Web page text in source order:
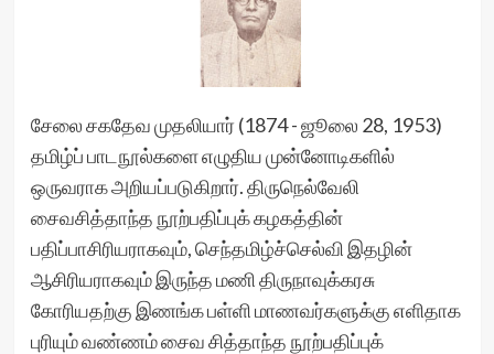
சேலை சகதேவ முதலியார் (1874 - ஜூலை 28, 1953)
தமிழ்ப் பாடநூல்களை எழுதிய முன்னோடிகளில்
ஒருவராக அறியப்படுகிறார். திருநெல்வேலி
சைவசித்தாந்த நூற்பதிப்புக் கழகத்தின்
பதிப்பாசிரியராகவும், செந்தமிழ்ச்செல்வி இதழின்
ஆசிரியராகவும் இருந்த மணி திருநாவுக்கரசு
கோரியதற்கு இணங்க பள்ளி மாணவர்களுக்கு எளிதாக
புரியும் வண்ணம் சைவ சித்தாந்த நூற்பதிப்புக்